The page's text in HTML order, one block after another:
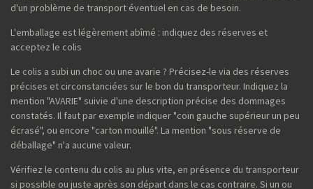
d'un problème de transport éventuel en cas de besoin.
L'emballage est légèrement abîmé : indiquez des réserves et
acceptez le colis
Le colis a subi un choc ou une avarie ? Précisez-le via des réserves
précises et circonstanciées sur le bon du transporteur. Indiquez la
mention "AVARIE" suivie d'une description précise des dommages
constatés. Il faut par exemple indiquer "coin gauche supérieur un peu
écrasé", ou encore "carton mouillé". La mention "sous réserve de
déballage" n'a aucune valeur.
Vérifiez le contenu du colis au plus vite, en présence du transporteur
si possible ou juste après son départ dans le cas contraire. Si un ou